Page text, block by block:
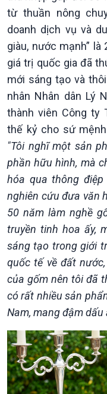
Chính trị
Tin Chính trị
Chính phủ với người
Quốc hội với cử tri
Xây dựng đảng
Đảng trong cuộc sống
từ thuần nông
doanh dịch vụ và
giàu, nước mạnh”
giá trị quốc gia đã
mới sáng tạo và
nhân Nhân dân Lý
thành viên Công ty
thế kỷ cho sứ
"Tôi nghĩ một sản
phần hữu hình, mà
hóa qua thông
nghiên cứu đưa văn
50 năm làm nghề
truyền tinh hoa ấy,
sáng tạo trong giới
quốc tế về đất
của gốm nên tôi đã
có rất nhiều sản
Nam, mang đậm dấu